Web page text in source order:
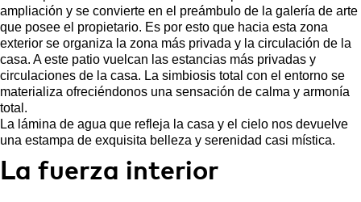
ampliación y se convierte en el preámbulo de la galería de arte
que posee el propietario. Es por esto que hacia esta zona
exterior se organiza la zona más privada y la circulación de la
casa. A este patio vuelcan las estancias más privadas y
circulaciones de la casa. La simbiosis total con el entorno se
materializa ofreciéndonos una sensación de calma y armonía
total.
La lámina de agua que refleja la casa y el cielo nos devuelve
una estampa de exquisita belleza y serenidad casi mística.
La fuerza interior